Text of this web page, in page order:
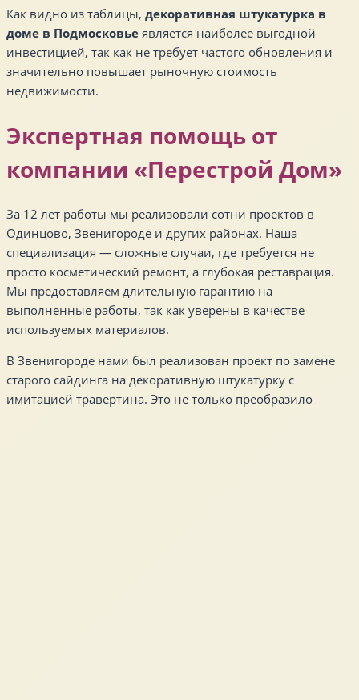
Как видно из таблицы, декоративная штукатурка в
доме в Подмосковье является наиболее выгодной
инвестицией, так как не требует частого обновления и
значительно повышает рыночную стоимость
недвижимости.
Экспертная помощь от
компании «Перестрой Дом»
За 12 лет работы мы реализовали сотни проектов в
Одинцово, Звенигороде и других районах. Наша
специализация — сложные случаи, где требуется не
просто косметический ремонт, а глубокая реставрация.
Мы предоставляем длительную гарантию на
выполненные работы, так как уверены в качестве
используемых материалов.
В Звенигороде нами был реализован проект по замене
старого сайдинга на декоративную штукатурку с
имитацией травертина. Это не только преобразило